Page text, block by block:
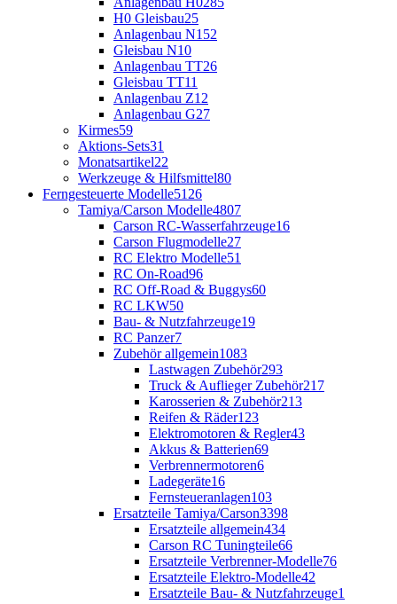
H0 Gleisbau25
Anlagenbau N152
Gleisbau N10
Anlagenbau TT26
Gleisbau TT11
Anlagenbau Z12
Anlagenbau G27
Kirmes59
Aktions-Sets31
Monatsartikel22
Werkzeuge & Hilfsmittel80
Ferngesteuerte Modelle5126
Tamiya/Carson Modelle4807
Carson RC-Wasserfahrzeuge16
Carson Flugmodelle27
RC Elektro Modelle51
RC On-Road96
RC Off-Road & Buggys60
RC LKW50
Bau- & Nutzfahrzeuge19
RC Panzer7
Zubehör allgemein1083
Lastwagen Zubehör293
Truck & Auflieger Zubehör217
Karosserien & Zubehör213
Reifen & Räder123
Elektromotoren & Regler43
Akkus & Batterien69
Verbrennermotoren6
Ladegeräte16
Fernsteueranlagen103
Ersatzteile Tamiya/Carson3398
Ersatzteile allgemein434
Carson RC Tuningteile66
Ersatzteile Verbrenner-Modelle76
Ersatzteile Elektro-Modelle42
Ersatzteile Bau- & Nutzfahrzeuge1